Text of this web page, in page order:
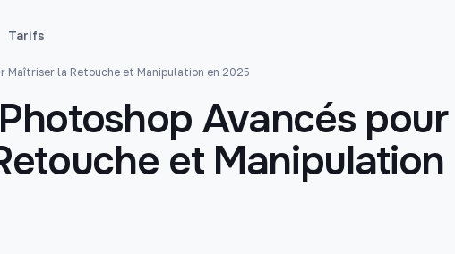
Tarifs
Maîtriser la Retouche et Manipulation en 2025
Avancés pour
et Manipulation